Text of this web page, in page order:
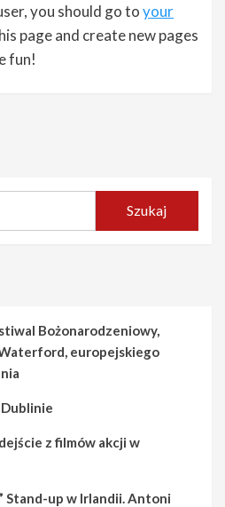
you should go toyour
page and create new pages
fun!
Szukaj
Bożonarodzeniowy,
europejskiego
z filmów akcji w
Stand-up w Irlandii. Antoni